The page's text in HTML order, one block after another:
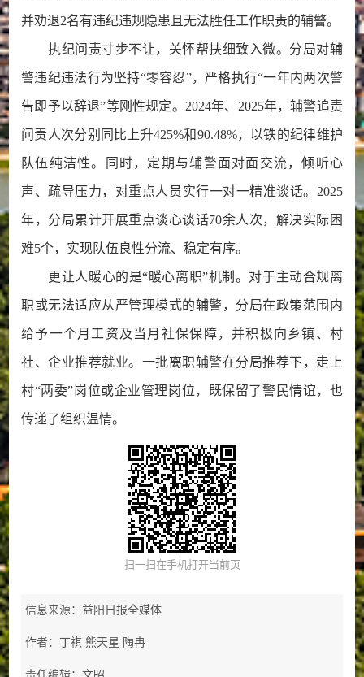
并劝退2名有违纪违规隐患且无法胜任工作职责的辅警。
执纪问责寸步不让，关怀帮扶细致入微。分局对辅
警违纪违法行为坚持“零容忍”，严格执行“一年内两次警
告即予以辞退”等刚性规定。2024年、2025年，辅警追责
问责人次分别同比上升425%和90.48%，以铁的纪律维护
队伍纯洁性。同时，定期与辅警面对面交流，倾听心
声、疏导压力，对重点人员实行一对一精准谈话。2025
年，分局累计开展重点谈心谈话70余人次，解决实际困
难5个，实现队伍良性分流、稳定有序。
更让人暖心的是“暖心离职”机制。对于主动合规离
职或无法适应从严管理模式的辅警，分局在政策范围内
给予一个月工资及当月社保保障，并积极向乡镇、村
社、企业推荐就业。一批离职辅警在分局推荐下，走上
村“两委”岗位或企业管理岗位，既保留了警民情谊，也
传递了组织温情。
扫一扫在手机打开当前页
信息来源：益阳日报全媒体
作者：丁祺 熊天星 陶冉